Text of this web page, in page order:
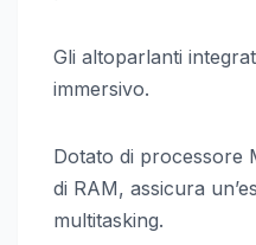
Gli altoparlanti
immersivo.
Dotato di processore
di RAM, assicura
multitasking.